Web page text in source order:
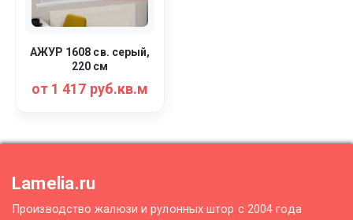
АЖУР 1608 св. серый,
220 см
от 1 417 руб.кв.м
Lamelia.ru
Производство жалюзи и рулонных штор с 2004 года